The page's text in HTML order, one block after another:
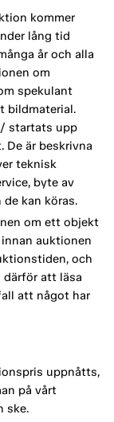
kommer
lång tid
år och alla
om
spekulant
bildmaterial.
startats upp
De är beskrivna
teknisk
byte av
kan köras.
om ett objekt
auktionen
och
därför att läsa
att något har
uppnåtts,
på vårt
ske.